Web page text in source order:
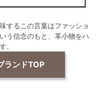
するこの言葉はファッショ
う信念のもと、革小物をハ
。
ランドTOP